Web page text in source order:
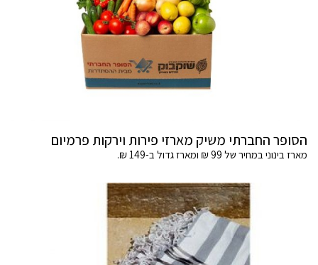
הסופר החברתי משיק מארזי פירות וירקות פרמיום
מארז בינוני במחיר של 99 ₪ ומארז גדול ב-149 ₪.